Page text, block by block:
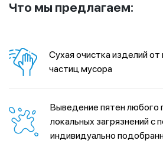
Что мы предлагаем:
Cухая очистка изделий
частиц мусора
Выведение пятен любого
локальных загрязнений
индивидуально